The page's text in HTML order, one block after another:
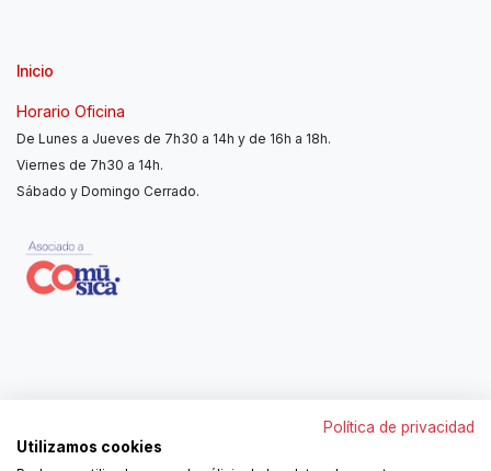
Inicio
Horario Oficina
De Lunes a Jueves de 7h30 a 14h y de 16h a 18h.
Viernes de 7h30 a 14h.
Sábado y Domingo Cerrado.
962250313
Política de privacidad
Utilizamos cookies